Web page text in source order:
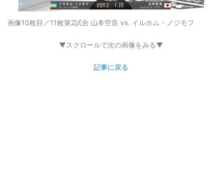
画像10枚目／11枚第2試合 山本空良 vs. イルホム・ノジモフ
▼スクロールで次の画像をみる▼
記事に戻る